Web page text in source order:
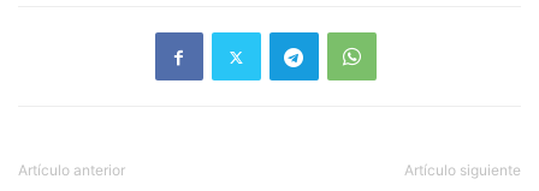
Artículo anterior Artículo siguiente